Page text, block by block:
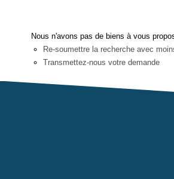
Nous n'avons pas de biens à vous
Re-soumettre la recherche avec
Transmettez-nous votre demande